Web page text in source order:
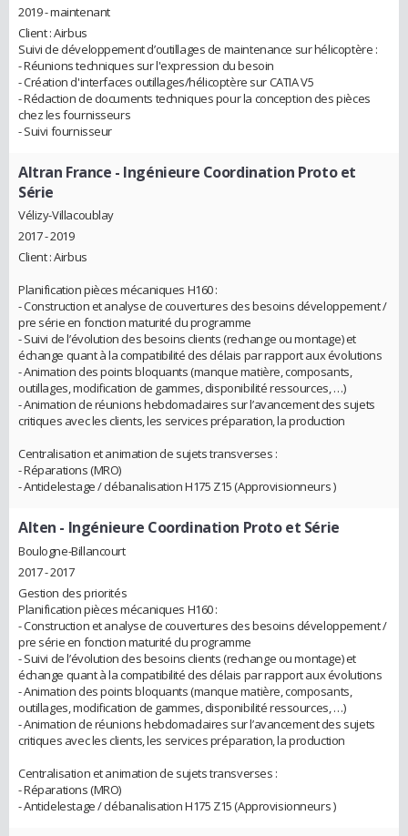
2019 - maintenant
Client : Airbus
Suivi de développement d’outillages de maintenance sur hélicoptère :
- Réunions techniques sur l'expression du besoin
- Création d'interfaces outillages/hélicoptère sur CATIA V5
- Rédaction de documents techniques pour la conception des pièces
chez les fournisseurs
- Suivi fournisseur
Altran France - Ingénieure Coordination Proto et
Série
Vélizy-Villacoublay
2017 - 2019
Client : Airbus
Planification pièces mécaniques H160 :
- Construction et analyse de couvertures des besoins développement /
pre série en fonction maturité du programme
- Suivi de l’évolution des besoins clients (rechange ou montage) et
échange quant à la compatibilité des délais par rapport aux évolutions
- Animation des points bloquants (manque matière, composants,
outillages, modification de gammes, disponibilité ressources, …)
- Animation de réunions hebdomadaires sur l’avancement des sujets
critiques avec les clients, les services préparation, la production
Centralisation et animation de sujets transverses :
- Réparations (MRO)
- Antidelestage / débanalisation H175 Z15 (Approvisionneurs )
Alten - Ingénieure Coordination Proto et Série
Boulogne-Billancourt
2017 - 2017
Gestion des priorités
Planification pièces mécaniques H160 :
- Construction et analyse de couvertures des besoins développement /
pre série en fonction maturité du programme
- Suivi de l’évolution des besoins clients (rechange ou montage) et
échange quant à la compatibilité des délais par rapport aux évolutions
- Animation des points bloquants (manque matière, composants,
outillages, modification de gammes, disponibilité ressources, …)
- Animation de réunions hebdomadaires sur l’avancement des sujets
critiques avec les clients, les services préparation, la production
Centralisation et animation de sujets transverses :
- Réparations (MRO)
- Antidelestage / débanalisation H175 Z15 (Approvisionneurs )